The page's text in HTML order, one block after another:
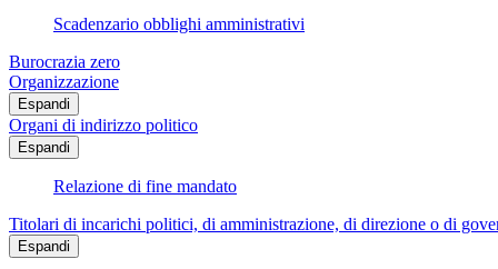
Scadenzario obblighi amministrativi
Burocrazia zero
Organizzazione
Espandi
Organi di indirizzo politico
Espandi
Relazione di fine mandato
Titolari di incarichi politici, di amministrazione, di direzione o di
Espandi